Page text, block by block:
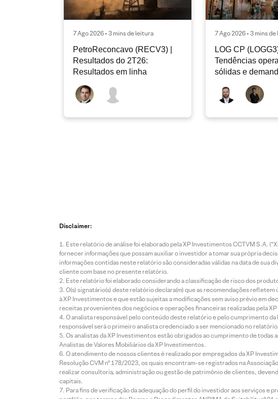
7 Ago 2026 • 3 mins de leitura
PetroReconcavo (RECV3) |
Resultados do 2T26:
Resultados em linha
7 Ago 2026 • 3 mins
LOG CP
Tendências
sólidas e
reciclagem de
Disclaimer:
Este relatório de análise foi elaborado pela XP Investimentos CCTVM S.A.
fornecer informações que possam auxiliar o investidor a tomar sua própria
informações contidas neste relatório são consideradas válidas na data de sua
cliente com base no presente relatório.
Este relatório foi elaborado considerando a classificação de risco dos
O(s) signatário(s) deste relatório declara(m) que as recomendações
à XP Investimentos e que estão sujeitas a modificações sem aviso prévio em
receitas provenientes dos negócios e operações financeiras realizadas pela
O analista responsável pelo conteúdo deste relatório e pelo cumprimento
responsável será o primeiro analista credenciado a ser mencionado no relatório.
Os analistas da XP Investimentos estão obrigados ao cumprimento de todas
Analistas de Valores Mobiliários da XP Investimentos.
O atendimento de nossos clientes é realizado por empregados da XP
Resolução CVM nº 178/2023, os quais encontram-se registrados na
realizar consultoria, administração ou gestão de patrimônio de clientes,
capitais.
Para fins de verificação da adequação do perfil do investidor aos serviços